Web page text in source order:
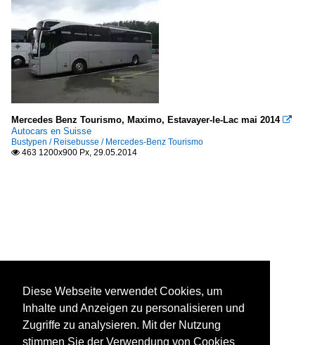
Mercedes Benz Tourismo, Maximo, Estavayer-le-Lac mai 2014 
Autocars en Suisse
Bustypen / Reisebusse / Mercedes-Benz Tourismo
 463 1200x900 Px, 29.05.2014
Diese Webseite verwendet Cookies, um
Inhalte und Anzeigen zu personalisieren und
Zugriffe zu analysieren. Mit der Nutzung
stimmen Sie der Verwendung von Cookies